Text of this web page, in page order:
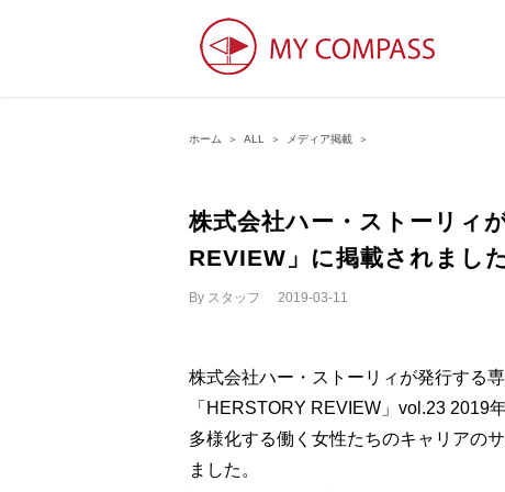
ホーム ＞ ALL ＞ メディア掲載 ＞
株式会社ハー・ストーリィ
REVIEW」に掲載されました
By スタッフ 2019-03-11
株式会社ハー・ストーリィが発行する
「HERSTORY REVIEW」vol.23 2019
多様化する働く女性たちのキャリアの
ました。